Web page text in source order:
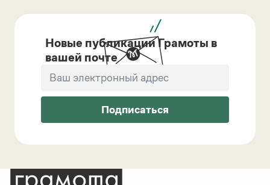
Новые публикации Грамоты в
вашей почте
Подписаться